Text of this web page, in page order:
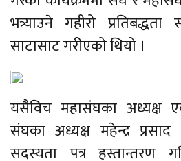
भत्र्याउने गहीरो
साटासाट गरीएको थियो ।
यसैविच महासंघका अध्यक्ष
संघका अध्यक्ष महेन्द्र
सदस्यता पत्र